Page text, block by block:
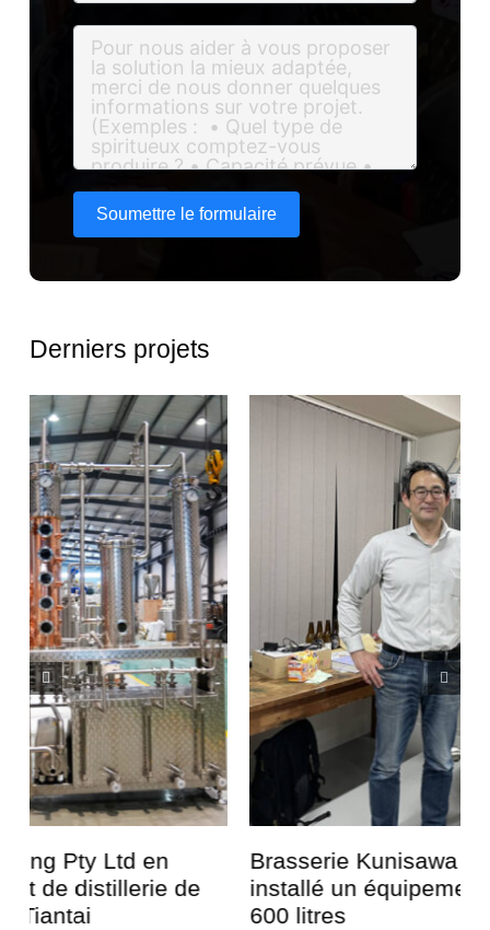
Soumettre le formulaire
Derniers projets
Brasserie Kunisawa au Japon - Tiantai a
installé un équipement de distillerie de
600 litres